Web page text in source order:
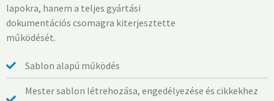
lapokra, hanem a teljes gyártási
dokumentációs csomagra kiterjesztette
működését.
Sablon alapú működés
Mester sablon létrehozása, engedélyezése és cikkekhez